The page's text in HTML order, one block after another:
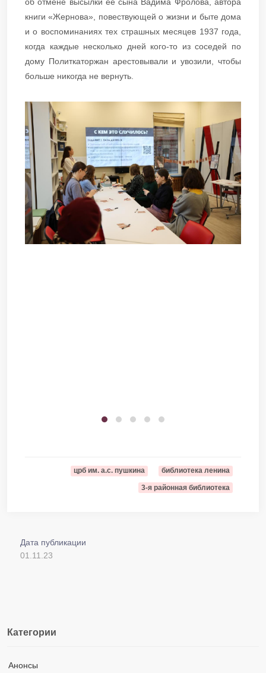
книги «Жернова», повествующей о жизни и быте дома
и о воспоминаниях тех страшных месяцев 1937 года,
когда каждые несколько дней кого-то из соседей по
дому Политкаторжан арестовывали и увозили, чтобы
больше никогда не вернуть.
црб им. а.с. пушкина библиотека ленина
3-я районная библиотека
Дата публикации
01.11.23
Категории
Анонсы